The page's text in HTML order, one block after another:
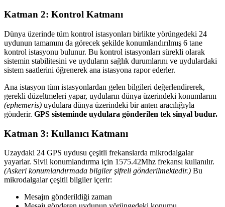
Katman 2: Kontrol Katmanı
Dünya üzerinde tüm kontrol istasyonları birlikte yörüngedeki 24
uydunun tamamını da görecek şekilde konumlandırılmış 6 tane
kontrol istasyonu bulunur. Bu kontrol istasyonları sürekli olarak
sistemin stabilitesini ve uyduların sağlık durumlarını ve uydulardaki
sistem saatlerini öğrenerek ana istasyona rapor ederler.
Ana istasyon tüm istasyonlardan gelen bilgileri değerlendirerek,
gerekli düzeltmeleri yapar, uyduların dünya üzerindeki konumlarını
(ephemeris) uydulara dünya üzerindeki bir anten aracılığıyla
gönderir. GPS sisteminde uydulara gönderilen tek sinyal budur.
Katman 3: Kullanıcı Katmanı
Uzaydaki 24 GPS uydusu çeşitli frekanslarda mikrodalgalar
yayarlar. Sivil konumlandırma için 1575.42Mhz frekansı kullanılır.
(Askeri konumlandırmada bilgiler şifreli gönderilmektedir.) Bu
mikrodalgalar çeşitli bilgiler içerir:
Mesajın gönderildiği zaman